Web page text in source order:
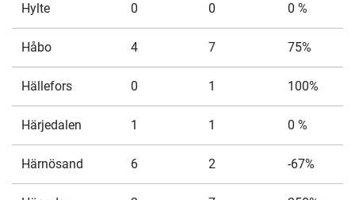
Hylte 0 0 0 %
Håbo 4 7 75%
Hällefors 0 1 100%
Härjedalen 1 1 0 %
Härnösand 6 2 -67%